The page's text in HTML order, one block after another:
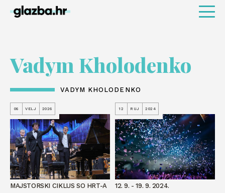
Vadym Kholodenko
VADYM KHOLODENKO
06 VELJ 2026
MAJSTORSKI CIKLUS SO HRT-A
12 RUJ 2024
12. 9. - 19. 9. 2024.